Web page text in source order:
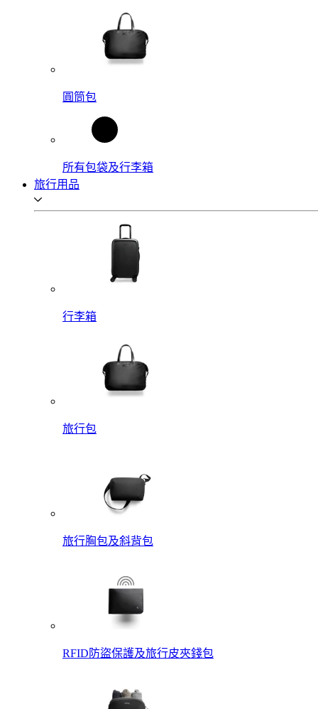
圓筒包
所有包袋及行李箱
旅行用品
行李箱
旅行包
旅行胸包及斜背包
RFID防盜保護及旅行皮夾錢包